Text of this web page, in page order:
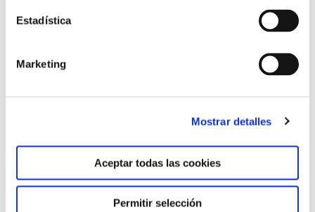
Estadística
Marketing
Mostrar detalles
Aceptar todas las cookies
Permitir selección
zoom
mapa con el
objeto de mejorar
su funcionabilidad.
Persist
ente